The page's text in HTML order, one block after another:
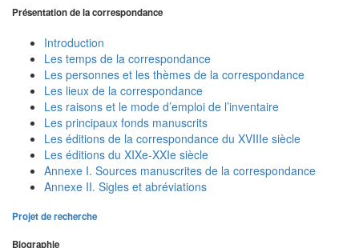
Présentation de la correspondance
Introduction
Les temps de la correspondance
Les personnes et les thèmes de la correspondance
Les lieux de la correspondance
Les raisons et le mode d’emploi de l’inventaire
Les principaux fonds manuscrits
Les éditions de la correspondance du XVIIIe siècle
Les éditions du XIXe-XXIe siècle
Annexe I. Sources manuscrites de la correspondance
Annexe II. Sigles et abréviations
Projet de recherche
Biographie